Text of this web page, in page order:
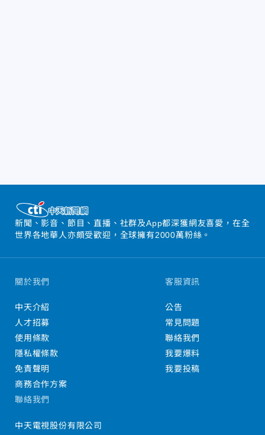
新聞、影音、節目、直播、社群及App都深獲網友喜愛，在全
世界各地華人亦頗受歡迎，全球擁有2000萬粉絲。
關於我們
中天介紹
人才招募
使用條款
隱私權條款
免責聲明
商務合作方案
客服資訊
公告
常見問題
聯絡我們
我要爆料
我要投稿
聯絡我們
中天電視股份有限公司